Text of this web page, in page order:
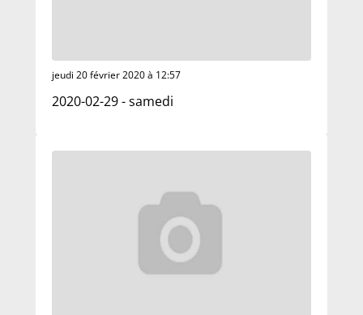
jeudi 20 février 2020 à 12:57
2020-02-29 - samedi